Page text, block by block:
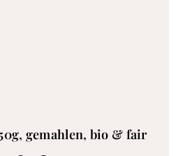
gemahlen, bio & fair